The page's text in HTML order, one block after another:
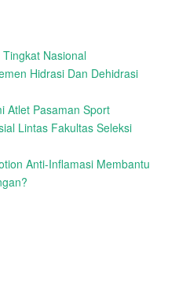
Nasional
Hidrasi Dan Dehidrasi
Atlet Pasaman Sport
Lintas Fakultas Seleksi
Anti-Inflamasi Membantu